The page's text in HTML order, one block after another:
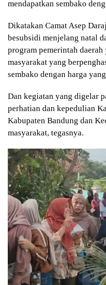
mendapatkan sembako
Dikatakan Camat Asep
besubsidi menjelang natal
program pemerintah
masyarakat yang
sembako dengan harga
Dan kegiatan yang digelar
perhatian dan kepedulian
Kabupaten Bandung dan
masyarakat, tegasnya.